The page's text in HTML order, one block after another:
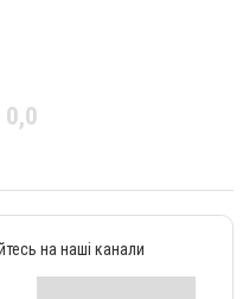
0,0
на наші канали